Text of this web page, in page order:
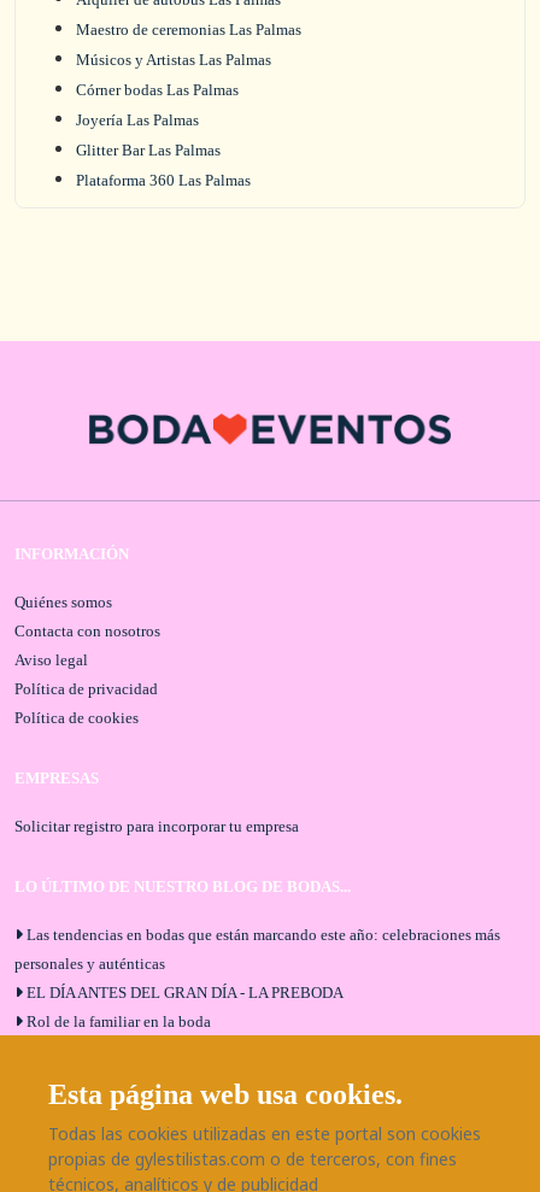
Maestro de ceremonias Las Palmas
Músicos y Artistas Las Palmas
Córner bodas Las Palmas
Joyería Las Palmas
Glitter Bar Las Palmas
Plataforma 360 Las Palmas
INFORMACIÓN
Quiénes somos
Contacta con nosotros
Aviso legal
Política de privacidad
Política de cookies
EMPRESAS
Solicitar registro para incorporar tu empresa
LO ÚLTIMO DE NUESTRO BLOG DE BODAS...
Las tendencias en bodas que están marcando este año: celebraciones más
personales y auténticas
EL DÍA ANTES DEL GRAN DÍA - LA PREBODA
Rol de la familiar en la boda
Bodas en Alhaurín de la Torre: entrevista exclusiva con Bodaeventos
Málaga
¿Cómo será tu boda?
Blog de bodas
Esta página web usa cookies.
Todas las cookies utilizadas en este portal son cookies
propias de gylestilistas.com o de terceros, con fines
técnicos, analíticos y de publicidad